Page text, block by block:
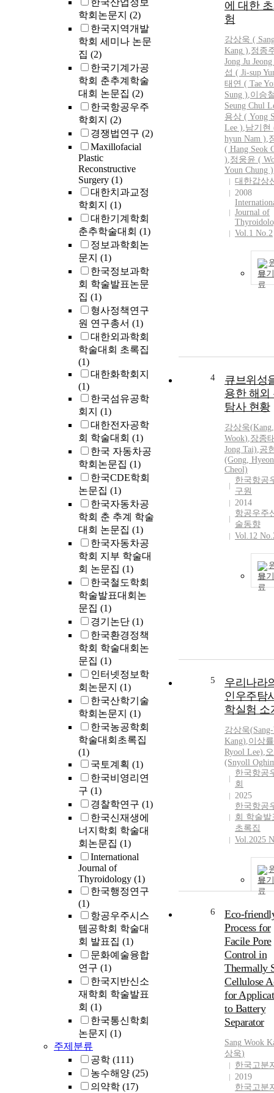
한국산업정보
학회논문지 (2)
한국지역개발
학회 세미나 논문
집 (2)
한국기계가공
학회 춘추계학술
대회 논문집 (2)
한국항공우주
학회지 (2)
경쟁법연구 (2)
Maxillofacial
Plastic
Reconstructive
Surgery (1)
대한치과교정
학회지 (1)
대한기계학회
춘추학술대회 (1)
정보과학회논
문지 (1)
한국정보과학
회 학술발표논문
집 (1)
형사정책연구
원 연구총서 (1)
대한외과학회
학술대회 초록집
(1)
대한화학회지
(1)
한국섬유공학
회지 (1)
대한전자공학
회 학술대회 (1)
한국 자동차공
학회논문집 (1)
한국CDE학회
논문집 (1)
한국자동차공
학회 춘 추계 학술
대회 논문집 (1)
한국자동차공
학회 지부 학술대
회 논문집 (1)
한국철도학회
학술발표대회논
문집 (1)
경기논단 (1)
한국환경정책
학회 학술대회논
문집 (1)
인터넷정보학
회논문지 (1)
한국산학기술
학회논문지 (1)
한국농공학회
학술대회초록집
(1)
국토계획 (1)
한국비영리연
구 (1)
경찰학연구 (1)
한국신재생에
너지학회 학술대
회논문집 (1)
International
Journal of
Thyroidology (1)
한국행정연구
(1)
항공우주시스
템공학회 학술대
회 발표집 (1)
문화예술융합
연구 (1)
한국지반신소
재학회 학술발표
회 (1)
한국통신학회
논문지 (1)
주제분류
공학 (111)
농수해양 (25)
의약학 (17)
에 대한
험
강상욱 (
Kang ),정종
Jong Ju
섭 ( Ji-sup
태연 ( Tae
Sung ),이승
Seung Chul
용상 ( Yong
Lee ),남기현
hyun Nam ),
( Hang Seok
),정웅윤 (
Youn Chung )
대한갑상
2008
Journal of
Vol.1 No.2
보기
4
큐브위성
용한 해외
탐사 현황
강상욱(Kang
Wook),장종
Jong Tai),공
(Gong, Hyeon
Cheol)
한국항공
구원
2014
항공우주
술동향
Vol.12
보기
5
우리나라
인우주탐
학실험 소
강상욱(
Kang),이상
Ryool Lee),
(Snyoll
한국항공
회
2025
한국항공
회 학술발
초록집
Vol.2025
보기
6
Eco-
Process for
Facile Pore
Control in
Thermally
Cellulose
for
to Battery
Separator
Sang Wook
상욱)
한국고분
2019
한국고분